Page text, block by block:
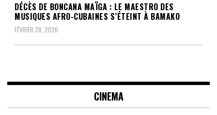
DÉCÈS DE BONCANA MAÏGA : LE MAESTRO DES
MUSIQUES AFRO-CUBAINES S’ÉTEINT À BAMAKO
FÉVRIER 28, 2026
CINEMA